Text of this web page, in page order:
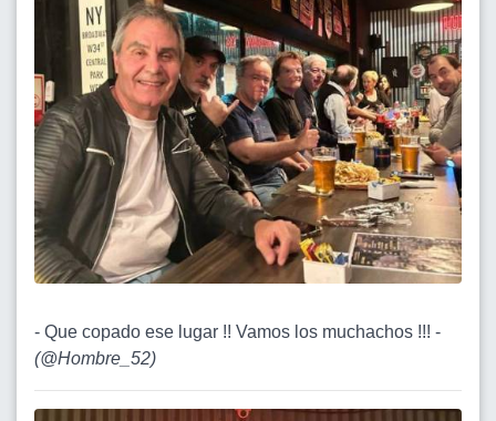
- Que copado ese lugar !! Vamos los muchachos !!! -
(@Hombre_52)